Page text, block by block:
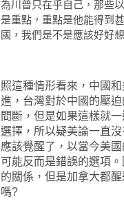
為川普只在乎自己，那些
是重點，重點是他能得到
國，我們是不是應該好好
照這種情形看來，中國
進，台灣對於中國的壓
間斷，但是如果這樣就
選擇，所以疑美論一直
應該覺醒了，以當今美
可能反而是錯誤的選項
的關係，但是加拿大都
嗎?